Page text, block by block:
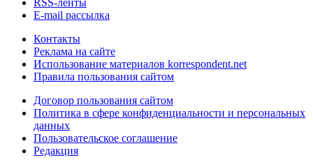
E-mail рассылка
Контакты
Реклама на сайте
Использование материалов korrespondent.net
Правила пользования сайтом
Договор пользования сайтом
Политика в сфере конфиденциальности и персональных
данных
Пользовательское соглашение
Редакция